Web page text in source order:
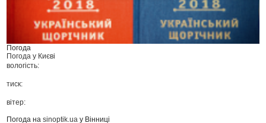
Погода
Погода у Києві
вологість:
тиск:
вітер:
Погода наsinoptik.ua у Вінниці